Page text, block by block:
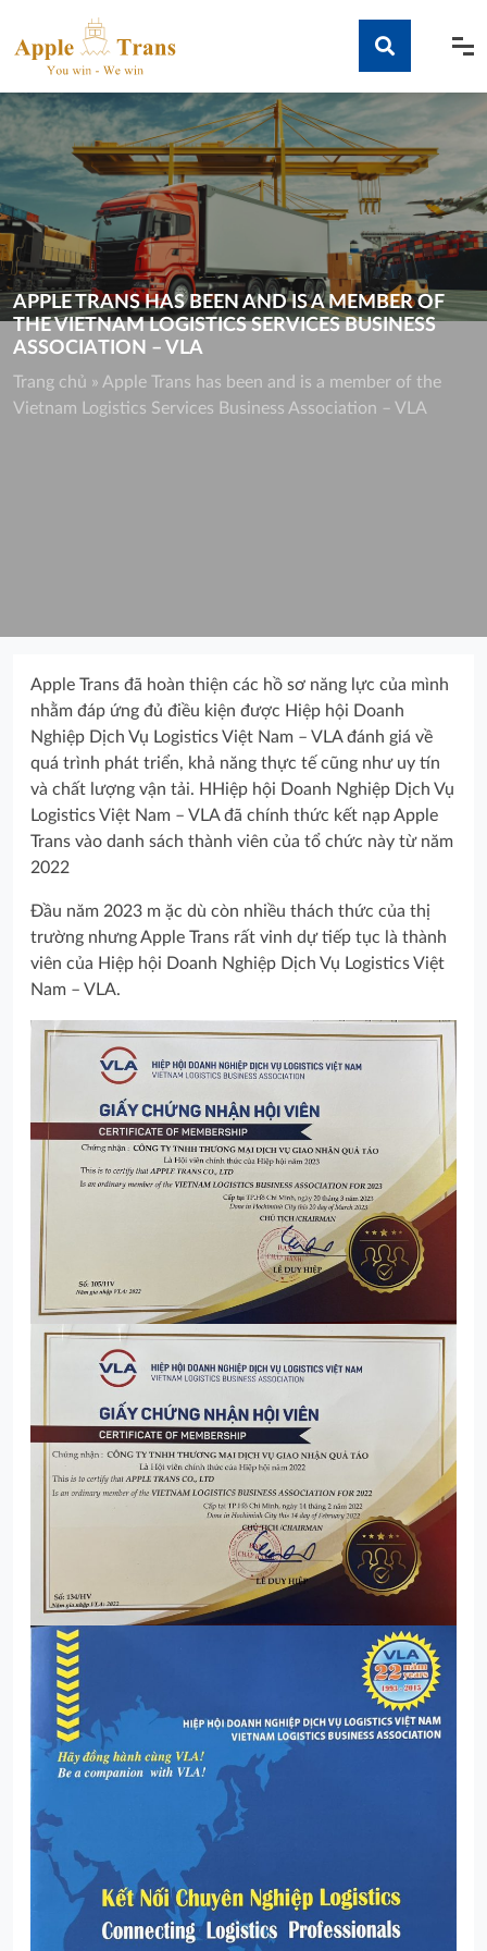
content
Tìm kiếm
APPLE TRANS HAS BEEN AND IS A MEMBER OF
THE VIETNAM LOGISTICS SERVICES BUSINESS
ASSOCIATION – VLA
Trang chủ » Apple Trans has been and is a member of the
Vietnam Logistics Services Business Association – VLA
Apple Trans đã hoàn thiện các hồ sơ năng lực của mình
nhằm đáp ứng đủ điều kiện được Hiệp hội Doanh
Nghiệp Dịch Vụ Logistics Việt Nam – VLA đánh giá về
quá trình phát triển, khả năng thực tế cũng như uy tín
và chất lượng vận tải. HHiệp hội Doanh Nghiệp Dịch Vụ
Logistics Việt Nam – VLA đã chính thức kết nạp Apple
Trans vào danh sách thành viên của tổ chức này từ năm
2022
Đầu năm 2023 m ặc dù còn nhiều thách thức của thị
trường nhưng Apple Trans rất vinh dự tiếp tục là thành
viên của Hiệp hội Doanh Nghiệp Dịch Vụ Logistics Việt
Nam – VLA.